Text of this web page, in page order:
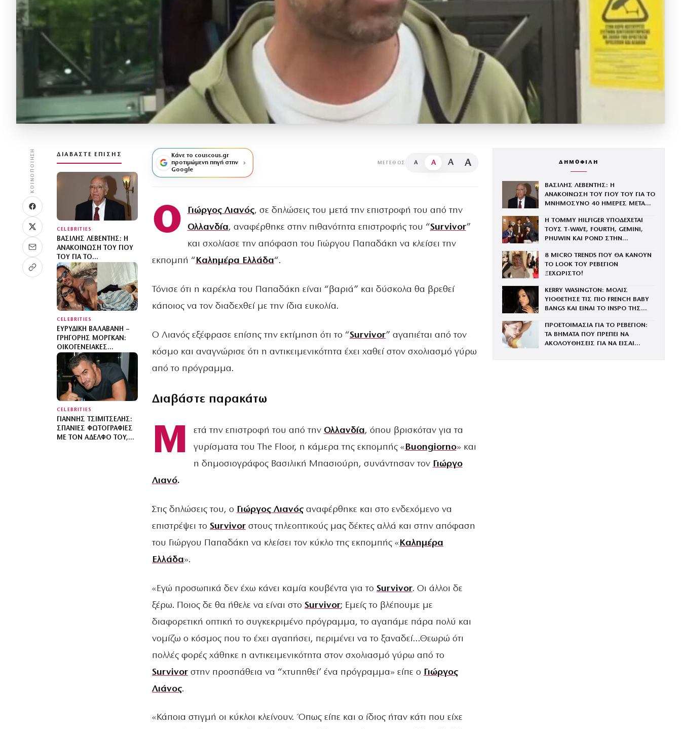
ΚΟΙΝΟΠΟΊΗΣΗ ΔΙΑΒΆΣΤΕ ΕΠΊΣΗΣ
CELEBRITIES
ΒΑΣΊΛΗΣ ΛΕΒΈΝΤΗΣ: Η
ΑΝΑΚΟΊΝΩΣΗ ΤΟΥ ΓΙΟΥ
ΤΟΥ ΓΙΑ ΤΟ
ΜΝΗΜΌΣΥΝΟ 40
ΗΜΈΡΕΣ ΜΕΤΆ ΤΗΝ
ΑΠΏΛΕΙΆ ΤΟΥ
CELEBRITIES
ΕΥΡΥΔΊΚΗ ΒΑΛΑΒΆΝΗ –
ΓΡΗΓΌΡΗΣ ΜΌΡΓΚΑΝ:
ΟΙΚΟΓΕΝΕΙΑΚΈΣ
ΔΙΑΚΟΠΈΣ ΜΕ CAMPING
ΣΤΗ ΒΌΡΕΙΑ ΕΎΒΟΙΑ ΜΕ
ΤΟΝ ΕΝΌΣ ΈΤΟΥΣ ΓΙΟ
ΤΟΥΣ
CELEBRITIES
ΓΙΆΝΝΗΣ ΤΣΙΜΙΤΣΈΛΗΣ:
ΣΠΆΝΙΕΣ ΦΩΤΟΓΡΑΦΊΕΣ
ΜΕ ΤΟΝ ΑΔΕΛΦΌ ΤΟΥ,
Κάνε το couscous.gr
προτιμώμενη πηγή στην
Google
ΜΈΓΕΘΟΣ A A A A
Ο Γιώργος Λιανός, σε δηλώσεις του μετά την επιστροφή του από την
Ολλανδία, αναφέρθηκε στην πιθανότητα επιστροφής του “Survivor”
και σχολίασε την απόφαση του Γιώργου Παπαδάκη να κλείσει την
εκπομπή “Καλημέρα Ελλάδα“.
Τόνισε ότι η καρέκλα του Παπαδάκη είναι “βαριά” και δύσκολα θα βρεθεί
κάποιος να τον διαδεχθεί με την ίδια ευκολία.
Ο Λιανός εξέφρασε επίσης την εκτίμηση ότι το “Survivor” αγαπιέται από τον
κόσμο και αναγνώρισε ότι η αντικειμενικότητα έχει χαθεί στον σχολιασμό γύρω
από το πρόγραμμα.
Διαβάστε παρακάτω
Μ ετά την επιστροφή του από την Ολλανδία, όπου βρισκόταν για τα
γυρίσματα του The Floor, η κάμερα της εκπομπής «Buongiorno» και
η δημοσιογράφος Βασιλική Μπασιούρη, συνάντησαν τον Γιώργο
Λιανό.
Στις δηλώσεις του, ο Γιώργος Λιανόςαναφέρθηκε και στο ενδεχόμενο να
επιστρέψει το Survivor στους τηλεοπτικούς μας δέκτες αλλά και στην απόφαση
του Γιώργου Παπαδάκη να κλείσει τον κύκλο της εκπομπής « Καλημέρα
Ελλάδα».
«Εγώ προσωπικά δεν έχω κάνει καμία κουβέντα για το Survivor. Οι άλλοι δε
ξέρω. Ποιος δε θα ήθελε να είναι στο Survivor; Εμείς το βλέπουμε με
διαφορετική οπτική το συγκεκριμένο πρόγραμμα, το αγαπάμε πάρα πολύ και
νομίζω ο κόσμος που το έχει αγαπήσει, περιμένει να το ξαναδεί…Θεωρώ ότι
πολλές φορές χάθηκε η αντικειμενικότητα στον σχολιασμό γύρω από το
Survivor στην προσπάθεια να “χτυπηθεί’ ένα πρόγραμμα» είπε ο Γιώργος
Λιάνος.
«Κάποια στιγμή οι κύκλοι κλείνουν. Όπως είπε και ο ίδιος ήταν κάτι που είχε
ΔΗΜΟΦΙΛΗ
ΒΑΣΙΛΗΣ ΛΕΒΕΝΤΗΣ: Η
ΑΝΑΚΟΙΝΩΣΗ ΤΟΥ ΓΙΟΥ ΤΟΥ ΓΙΑ ΤΟ
ΜΝΗΜΟΣΥΝΟ 40 ΗΜΕΡΕΣ ΜΕΤΑ
Η TOMMY HILFIGER ΥΠΟΔΕΧΕΤΑΙ
ΤΟΥΣ Τ-WAVE, FOURTH, GEMINI,
PHUWIN ΚΑΙ POND ΣΤΗΝ
8 MICRO TRENDS ΠΟΥ ΘΑ ΚΑΝΟΥΝ
ΤΟ LOOK ΤΟΥ ΡΕΒΕΓΙΟΝ
ΞΕΧΩΡΙΣΤΟ!
KERRY WASINGTON: ΜΟΛΙΣ
ΥΙΟΘΕΤΗΣΕ ΤΙΣ ΠΙΟ FRENCH BABY
BANGS ΚΑΙ ΕΙΝΑΙ ΤΟ INSPO ΤΗΣ
ΠΡΟΕΤΟΙΜΑΣΙΑ ΓΙΑ ΤΟ ΡΕΒΕΓΙΟΝ:
ΤΑ ΒΗΜΑΤΑ ΠΟΥ ΠΡΕΠΕΙ ΝΑ
ΑΚΟΛΟΥΘΗΣΕΙΣ ΓΙΑ ΝΑ ΕΙΣΑΙ